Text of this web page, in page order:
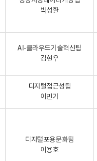
박성환
AI-클라우드기술혁신팀
김현우
디지털접근성팀
이민기
디지털포용문화팀
이용호